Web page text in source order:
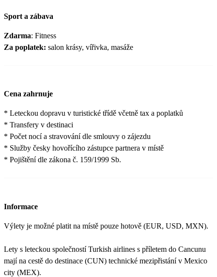
Sport a zábava
Zdarma: Fitness
Za poplatek: salon krásy, vířivka, masáže
Cena zahrnuje
* Leteckou dopravu v turistické třídě včetně tax a poplatků
* Transfery v destinaci
* Počet nocí a stravování dle smlouvy o zájezdu
* Služby česky hovořícího zástupce partnera v místě
* Pojištění dle zákona č. 159/1999 Sb.
Informace
Výlety je možné platit na místě pouze hotově (EUR, USD, MXN).
Lety s leteckou společností Turkish airlines s příletem do Cancunu
mají na cestě do destinace (CUN) technické mezipřistání v Mexico
city (MEX).